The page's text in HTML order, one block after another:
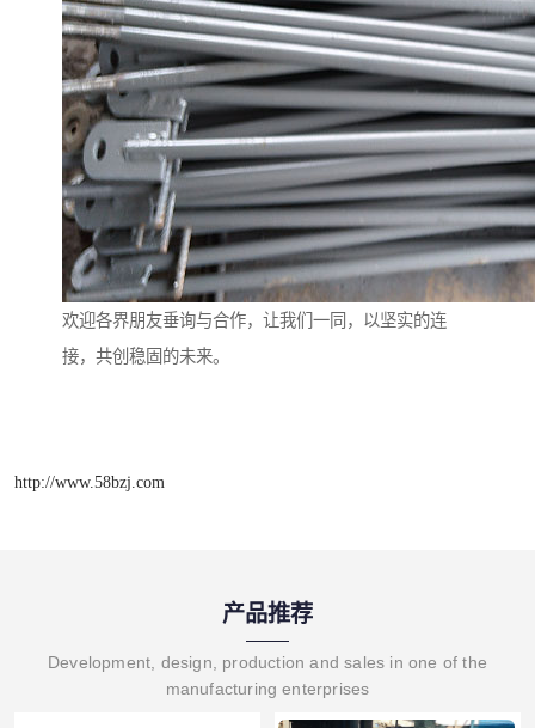
欢迎各界朋友垂询与合作，让我们一同，以坚实的连
接，共创稳固的未来。
http://www.58bzj.com
产品推荐
Development, design, production and sales in one of the
manufacturing enterprises